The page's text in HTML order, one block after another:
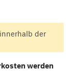
der
werden